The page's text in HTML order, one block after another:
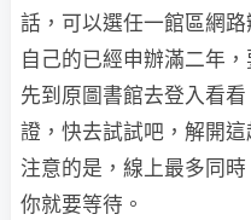
話，可以選任一館區網
自己的已經申辦滿二年
先到原圖書館去登入看
證，快去試試吧，解開
注意的是，線上最多同
你就要等待。